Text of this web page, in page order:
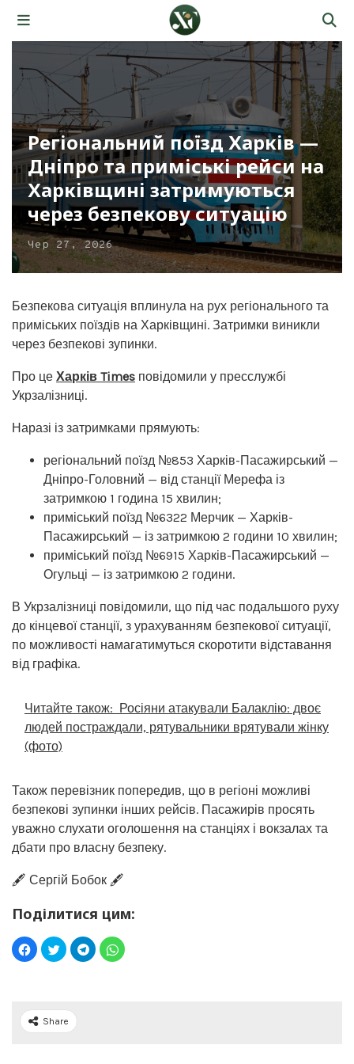
Регіональний поїзд Харків —
Дніпро та приміські рейси на
Харківщині затримуються
через безпекову ситуацію
Чер 27, 2026
Безпекова ситуація вплинула на рух регіонального та
приміських поїздів на Харківщині. Затримки виникли
через безпекові зупинки.
Про це Харків Times повідомили у пресслужбі
Укрзалізниці.
Наразі із затримками прямують:
регіональний поїзд №853 Харків-Пасажирський —
Дніпро-Головний — від станції Мерефа із
затримкою 1 година 15 хвилин;
приміський поїзд №6322 Мерчик — Харків-
Пасажирський — із затримкою 2 години 10 хвилин;
приміський поїзд №6915 Харків-Пасажирський —
Огульці — із затримкою 2 години.
В Укрзалізниці повідомили, що під час подальшого руху
до кінцевої станції, з урахуванням безпекової ситуації,
по можливості намагатимуться скоротити відставання
від графіка.
Читайте також: Росіяни атакували Балаклію: двоє
людей постраждали, рятувальники врятували жінку
(фото)
Також перевізник попередив, що в регіоні можливі
безпекові зупинки інших рейсів. Пасажирів просять
уважно слухати оголошення на станціях і вокзалах та
дбати про власну безпеку.
🖋️ Сергій Бобок 🖋️
Поділитися цим:
Share